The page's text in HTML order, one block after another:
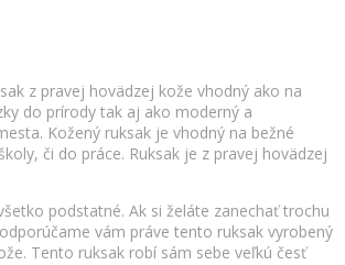
z pravej hovädzej kože vhodný ako na
do prírody tak aj ako moderný a
Kožený ruksak je vhodný na bežné
či do práce. Ruksak je z pravej hovädzej
podstatné. Ak si želáte zanechať trochu
vám práve tento ruksak vyrobený
Tento ruksak robí sám sebe veľkú česť